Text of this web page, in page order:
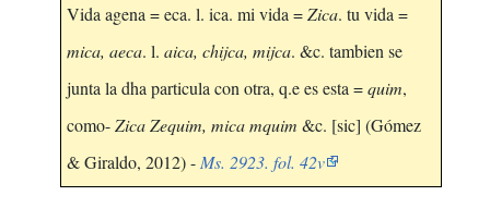
Vida agena = eca. l. ica. mi vida =Zica. tu vida =
mica, aeca. l. aica, chijca, mijca. &c. tambien se
junta la dha particula con otra, q.e es esta =quim,
como-Zica Zequim, mica mquim &c. [sic] (Gómez
& Giraldo, 2012) - Ms. 2923. fol. 42v